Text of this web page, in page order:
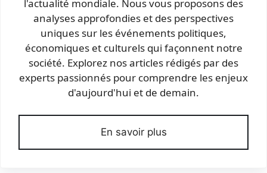
l'actualité mondiale. Nous vous proposons des
analyses approfondies et des perspectives
uniques sur les événements politiques,
économiques et culturels qui façonnent notre
société. Explorez nos articles rédigés par des
experts passionnés pour comprendre les enjeux
d'aujourd'hui et de demain.
En savoir plus